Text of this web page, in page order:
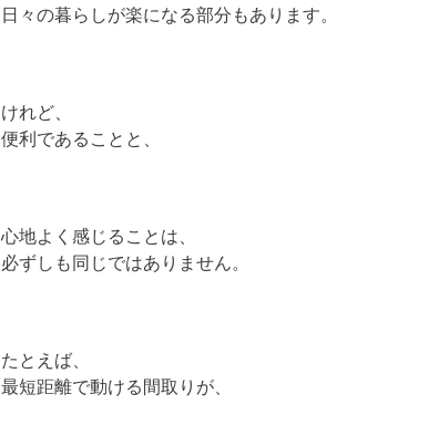
日々の暮らしが楽になる部分もあります。
けれど、
便利であることと、
心地よく感じることは、
必ずしも同じではありません。
たとえば、
最短距離で動ける間取りが、